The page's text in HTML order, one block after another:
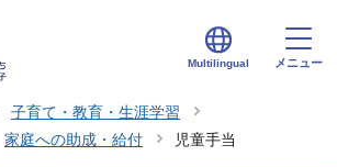
Multilingual メニュー
子育て・教育・生涯学習
家庭への助成・給付 児童手当